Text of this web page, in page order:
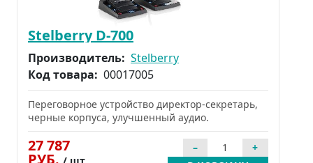
Stelberry D-700
Производитель: Stelberry
Код товара: 00017005
Переговорное устройство директор-секретарь,
черные корпуса, улучшенный аудио.
27 787